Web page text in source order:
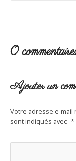
0
Ajouter un
Votre adresse e-mail
sont indiqués avec *